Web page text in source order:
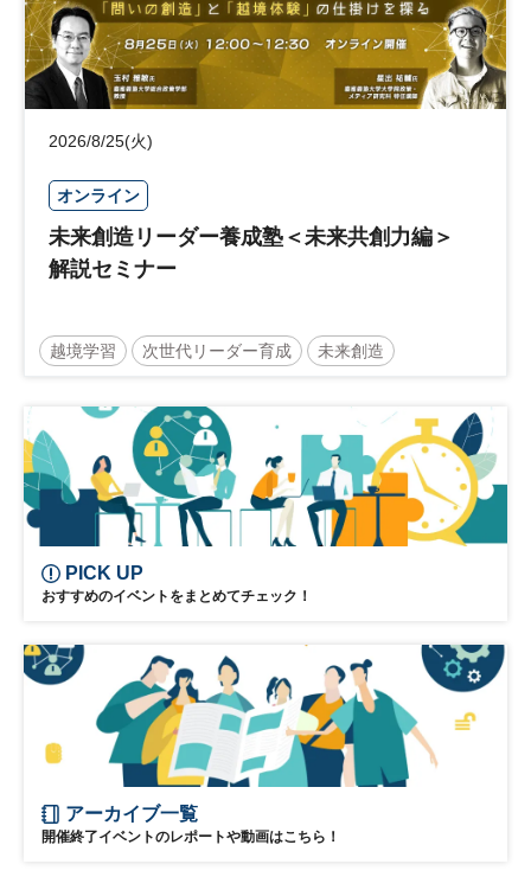
2026/8/25(火)
オンライン
未来創造リーダー養成塾＜未来共創力編＞
解説セミナー
越境学習 次世代リーダー育成 未来創造
日経オンラインセミナー
PICK UP
おすすめのイベントをまとめてチェック！
アーカイブ一覧
開催終了イベントのレポートや動画はこちら！